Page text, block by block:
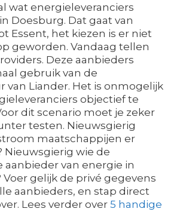
wat energieleveranciers
Doesburg. Dat gaat van
Essent, het kiezen is er niet
geworden. Vandaag tellen
Deze aanbieders
gebruik van de
van Liander. Het is onmogelijk
objectief te
dit scenario moet je zeker
testen. Nieuwsgierig
maatschappijen er
Nieuwsgierig wie de
aanbieder van energie in
Voer gelijk de privé gegevens
aanbieders, en stap direct
Lees verder over 5 handige